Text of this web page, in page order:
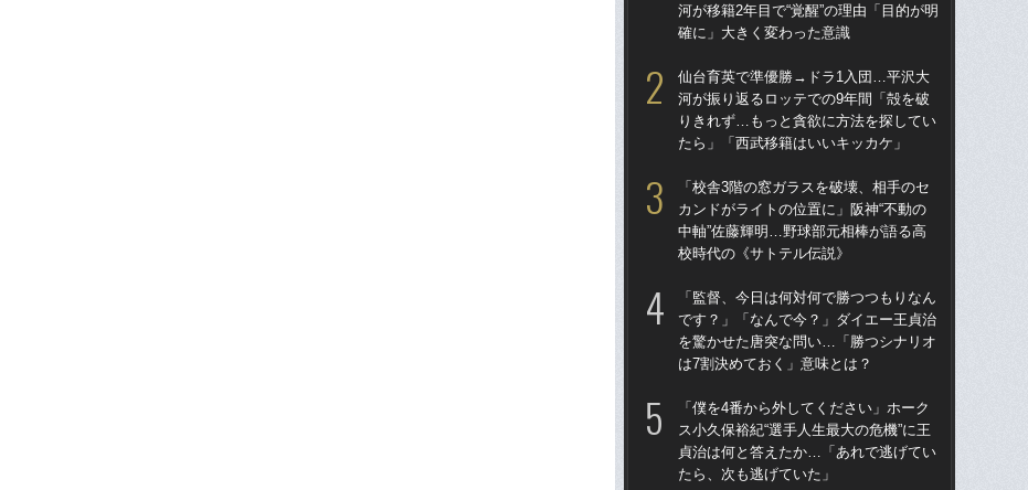
河が移籍2年目で“覚醒”の理由「目的が明
確に」大きく変わった意識
仙台育英で準優勝→ドラ1入団…平沢大
河が振り返るロッテでの9年間「殻を破
りきれず…もっと貪欲に方法を探してい
たら」「西武移籍はいいキッカケ」
「校舎3階の窓ガラスを破壊、相手のセ
カンドがライトの位置に」阪神“不動の
中軸”佐藤輝明…野球部元相棒が語る高
校時代の《サトテル伝説》
「監督、今日は何対何で勝つつもりなん
です？」「なんで今？」ダイエー王貞治
を驚かせた唐突な問い…「勝つシナリオ
は7割決めておく」意味とは？
「僕を4番から外してください」ホーク
ス小久保裕紀“選手人生最大の危機”に王
貞治は何と答えたか…「あれで逃げてい
たら、次も逃げていた」